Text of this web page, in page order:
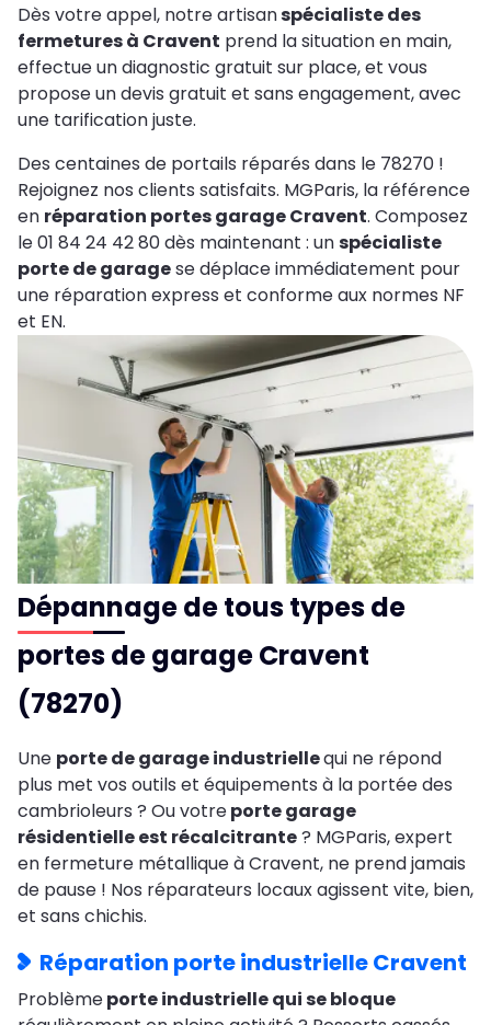
Dès votre appel, notre artisanspécialiste des
fermetures à Cravent prend la situation en main,
effectue un diagnostic gratuit sur place, et vous
propose un devis gratuit et sans engagement, avec
une tarification juste.
Des centaines de portails réparés dans le 78270 !
Rejoignez nos clients satisfaits. MGParis, la référence
en réparation portes garage Cravent. Composez
le 01 84 24 42 80 dès maintenant : unspécialiste
porte de garagese déplace immédiatement pour
une réparation express et conforme aux normes NF
et EN.
Dépannage de tous types de
portes de garage Cravent
(78270)
Une porte de garage industriellequi ne répond
plus met vos outils et équipements à la portée des
cambrioleurs ? Ou votreporte garage
résidentielle est récalcitrante? MGParis, expert
en fermeture métallique à Cravent, ne prend jamais
de pause ! Nos réparateurs locaux agissent vite, bien,
et sans chichis.
Réparation porte industrielle Cravent
Problèmeporte industrielle qui se bloque